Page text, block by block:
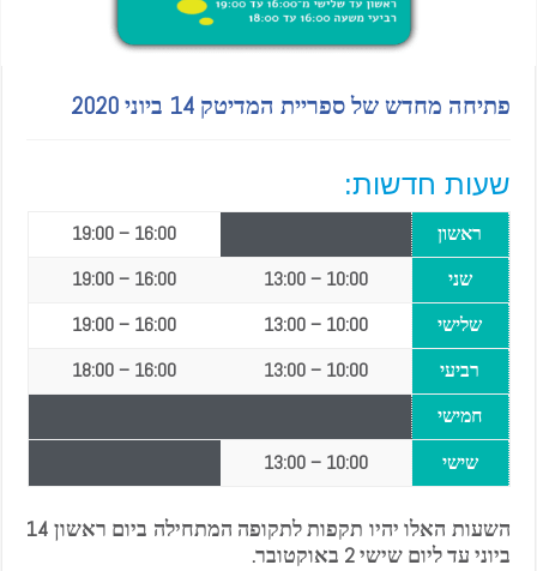
פתיחה מחדש של ספריית המדיטק 14 ביוני 2020
שעות חדשות:
ראשון 16:00
–
19:00
שני
10:00
–
13:00
16:00
–
19:00
שלישי
10:00
–
13:00
16:00
–
19:00
רביעי
10:00
–
13:00
16:00
–
18:00
חמישי
שישי
10:00
–
13:00
השעות האלו יהיו תקפות לתקופה המתחילה ביום ראשון 14
ביוני עד ליום שישי 2 באוקטובר.